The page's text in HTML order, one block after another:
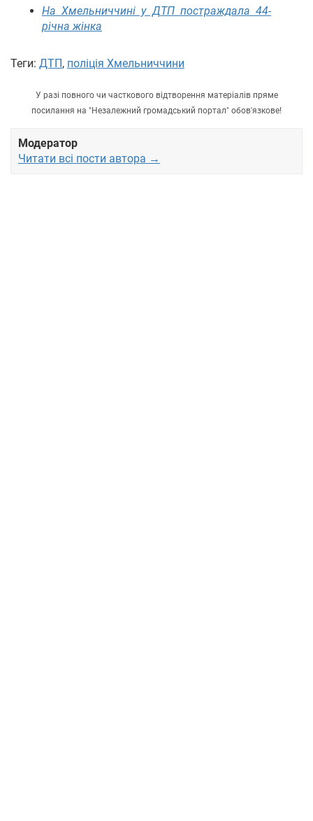
На Хмельниччині у ДТП постраждала 44-
річна жінка
Теги: ДТП, поліція Хмельниччини
У разі повного чи часткового відтворення матеріалів пряме
посилання на "Незалежний громадський портал" обов'язкове!
Модератор
Читати всі пости автора →